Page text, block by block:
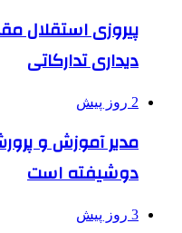
پیروزی استقلال
دیداری تدارکاتی
2 روز پیش
دوشیفته است
3 روز پیش